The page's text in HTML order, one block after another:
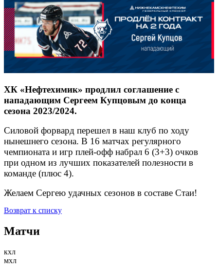
ХК «Нефтехимик» продлил соглашение с
нападающим Сергеем Купцовым до конца
сезона 2023/2024.
Силовой форвард перешел в наш клуб по ходу
нынешнего сезона. В 16 матчах регулярного
чемпионата и игр плей-офф набрал 6 (3+3) очков
при одном из лучших показателей полезности в
команде (плюс 4).
Желаем Сергею удачных сезонов в составе Стаи!
Возврат к списку
Матчи
кхл
мхл